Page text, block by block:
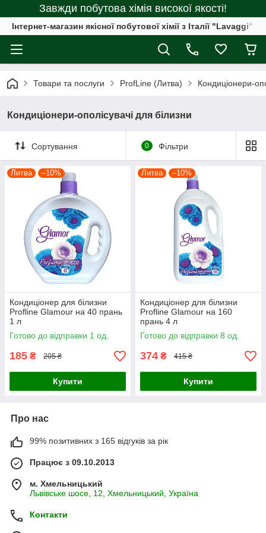
Завжди побутова хімія високої якості!
Інтернет-магазин якісної побутової хімії з Італії "Lavaggi"
Товари та послуги ProfLine (Литва) Кондиціонери-
Кондиціонери-ополісувачі для білизни
Сортування 0 Фільтри
Литва –10%
Кондиціонер для білизни
Profline Glamour на 40 прань
1 л
Готово до відправки 1 од.
185 ₴ 205 ₴
Купити
Литва –10%
Кондиціонер для білизни
Profline Glamour на 160
прань 4 л
Готово до відправки 8 од.
374 ₴ 415 ₴
Купити
Про нас
99% позитивних з 165 відгуків за рік
Працює з 09.10.2013
м. Хмельницький
Львівське шосе, 12, Хмельницький, Україна
Контакти